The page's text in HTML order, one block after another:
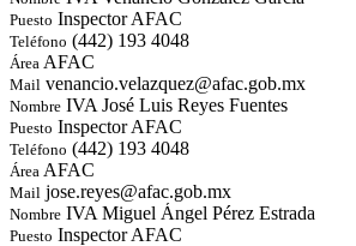
Puesto Inspector AFAC
Teléfono (442) 193 4048
Área AFAC
Mail venancio.velazquez@afac.gob.mx
Nombre IVA José Luis Reyes Fuentes
Puesto Inspector AFAC
Teléfono (442) 193 4048
Área AFAC
Mail jose.reyes@afac.gob.mx
Nombre IVA Miguel Ángel Pérez Estrada
Puesto Inspector AFAC